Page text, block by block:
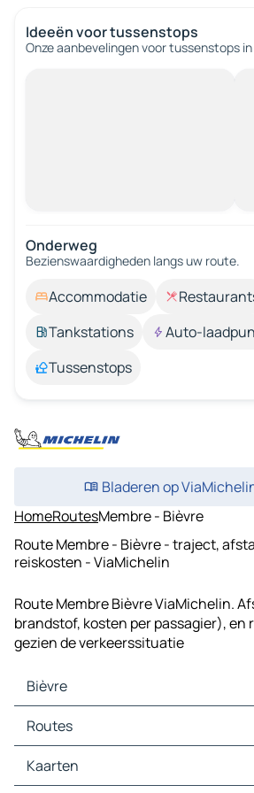
Ideeën voor tussenstops
Onze aanbevelingen voor tussenstops
Onderweg
Bezienswaardigheden langs uw route.
Accommodatie
Tankstations
Auto-
Tussenstops
Bladeren op
HomeRoutesMembre - Bièvre
Route Membre - Bièvre - traject,
reiskosten - ViaMichelin
Route Membre Bièvre ViaMichelin.
brandstof, kosten per passagier), en
gezien de verkeerssituatie
Bièvre
Bièvre Kaarten
Bièvre Verkeer
Bièvre Hotels
Bièvre Restaurants
Routes
Routes Bièvre - Bouillon
Routes Bièvre - Gedinne
Kaarten